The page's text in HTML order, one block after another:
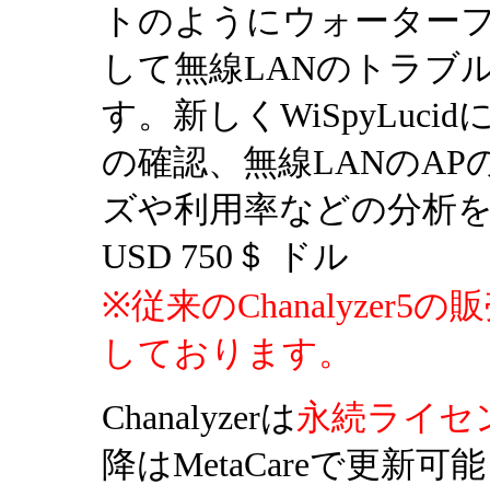
トのようにウォーター
して無線LANのトラブ
す。新しくWiSpyLucid
の確認、無線LANのAP
ズや利用率などの分析
USD 750＄ ドル
※従来のChanalyzer5の
しております。
Chanalyzerは永続ライセ
降はMetaCareで更新可